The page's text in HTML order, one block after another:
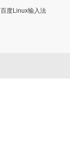
百度Linux输入法